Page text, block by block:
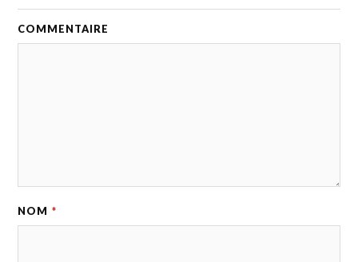
COMMENTAIRE
NOM *